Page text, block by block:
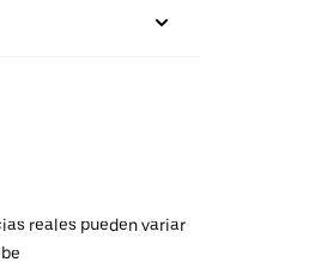
reales pueden variar